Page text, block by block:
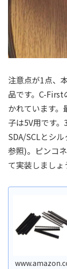
注意点が1点、
品です。C-First
かれています
子は5V用です。
SDA/SCLとシ
参照)。ピンコ
て実装しましょ